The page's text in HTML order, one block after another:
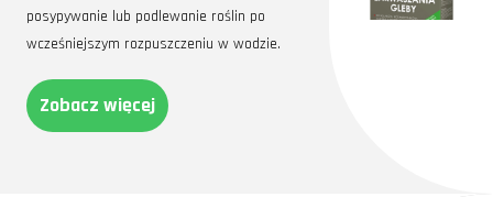
posypywanie lub podlewanie roślin po
wcześniejszym rozpuszczeniu w wodzie.
Zobacz więcej